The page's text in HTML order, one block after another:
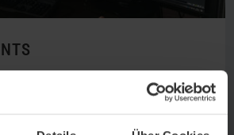
Event planen? Hier sind Sie